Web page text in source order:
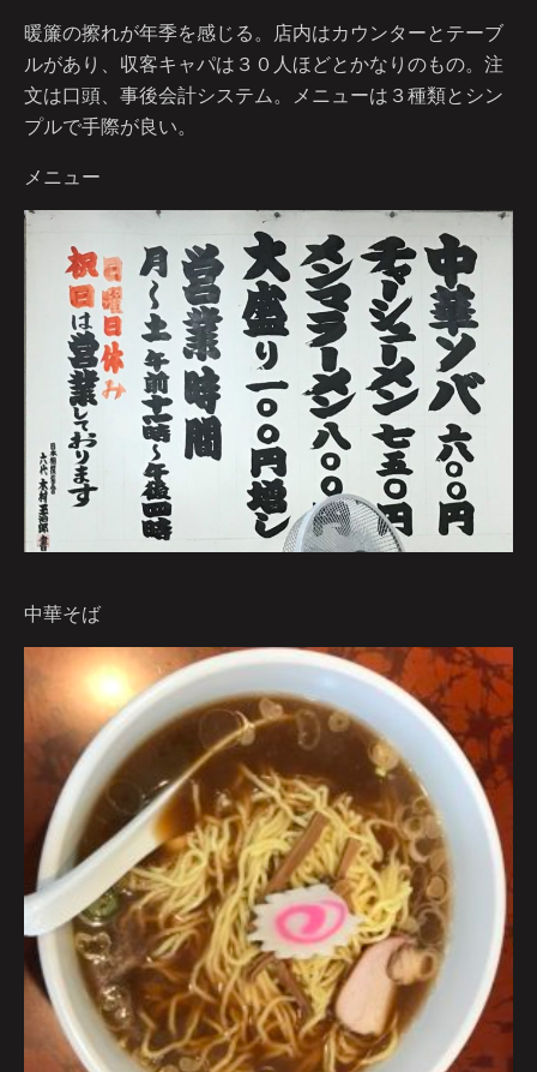
暖簾の擦れが年季を感じる。店内はカウンターとテーブ
ルがあり、収客キャパは３０人ほどとかなりのもの。注
文は口頭、事後会計システム。メニューは３種類とシン
プルで手際が良い。
メニュー
中華そば